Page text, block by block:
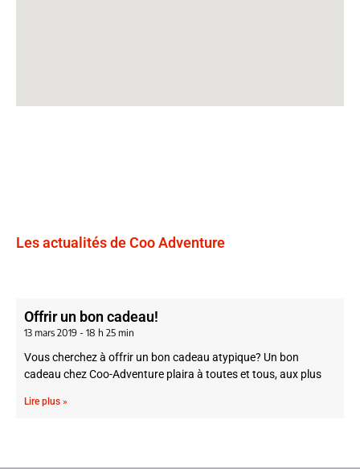
Les actualités de Coo Adventure
Offrir un bon cadeau!
13 mars 2019 18 h 25 min
Vous cherchez à offrir un bon cadeau atypique? Un bon
cadeau chez Coo-Adventure plaira à toutes et tous, aux plus
Lire plus »